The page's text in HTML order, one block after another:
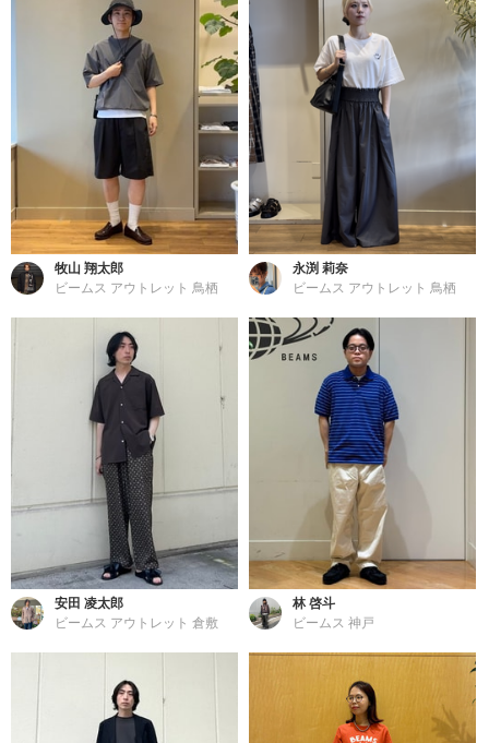
牧山 翔太郎
ビームス アウトレット 鳥栖
永渕 莉奈
ビームス アウトレット 鳥栖
安田 凌太郎
ビームス アウトレット 倉敷
林 啓斗
ビームス 神戸